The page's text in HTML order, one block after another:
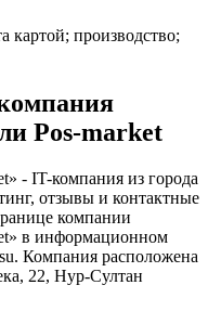
картой; производство;
Pos-market
- IT-компания из города
отзывы и контактные
компании
в информационном
Компания расположена
22, Нур-Султан